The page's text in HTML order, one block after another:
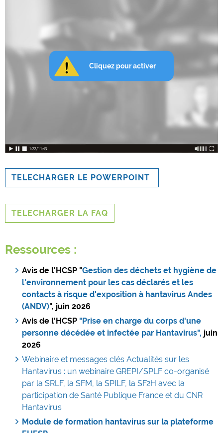
TELECHARGER LE POWERPOINT
TELECHARGER LA FAQ
Ressources :
Avis de l'HCSP "Gestion des déchets et hygiène de
l'environnement pour les cas déclarés et les
contacts à risque d'exposition à hantavirus Andes
(ANDV)", juin 2026
Avis de l'HCSP "Prise en charge du corps d'une
personne décédée et infectée par Hantavirus", juin
2026
Webinaire et messages clés Actualités sur les
Hantavirus : un webinaire GREPI/SPLF co-organisé
par la SRLF, la SFM, la SPILF, la SF2H avec la
participation de Santé Publique France et du CNR
Hantavirus
Module de formation hantavirus sur la plateforme